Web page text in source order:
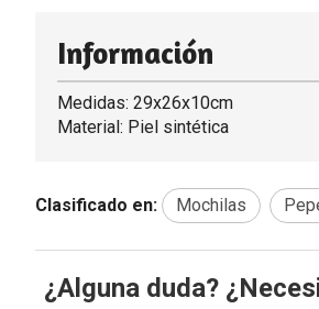
Información
Medidas: 29x26x10cm
Material: Piel sintética
Clasificado en: Mochilas
¿Alguna duda?